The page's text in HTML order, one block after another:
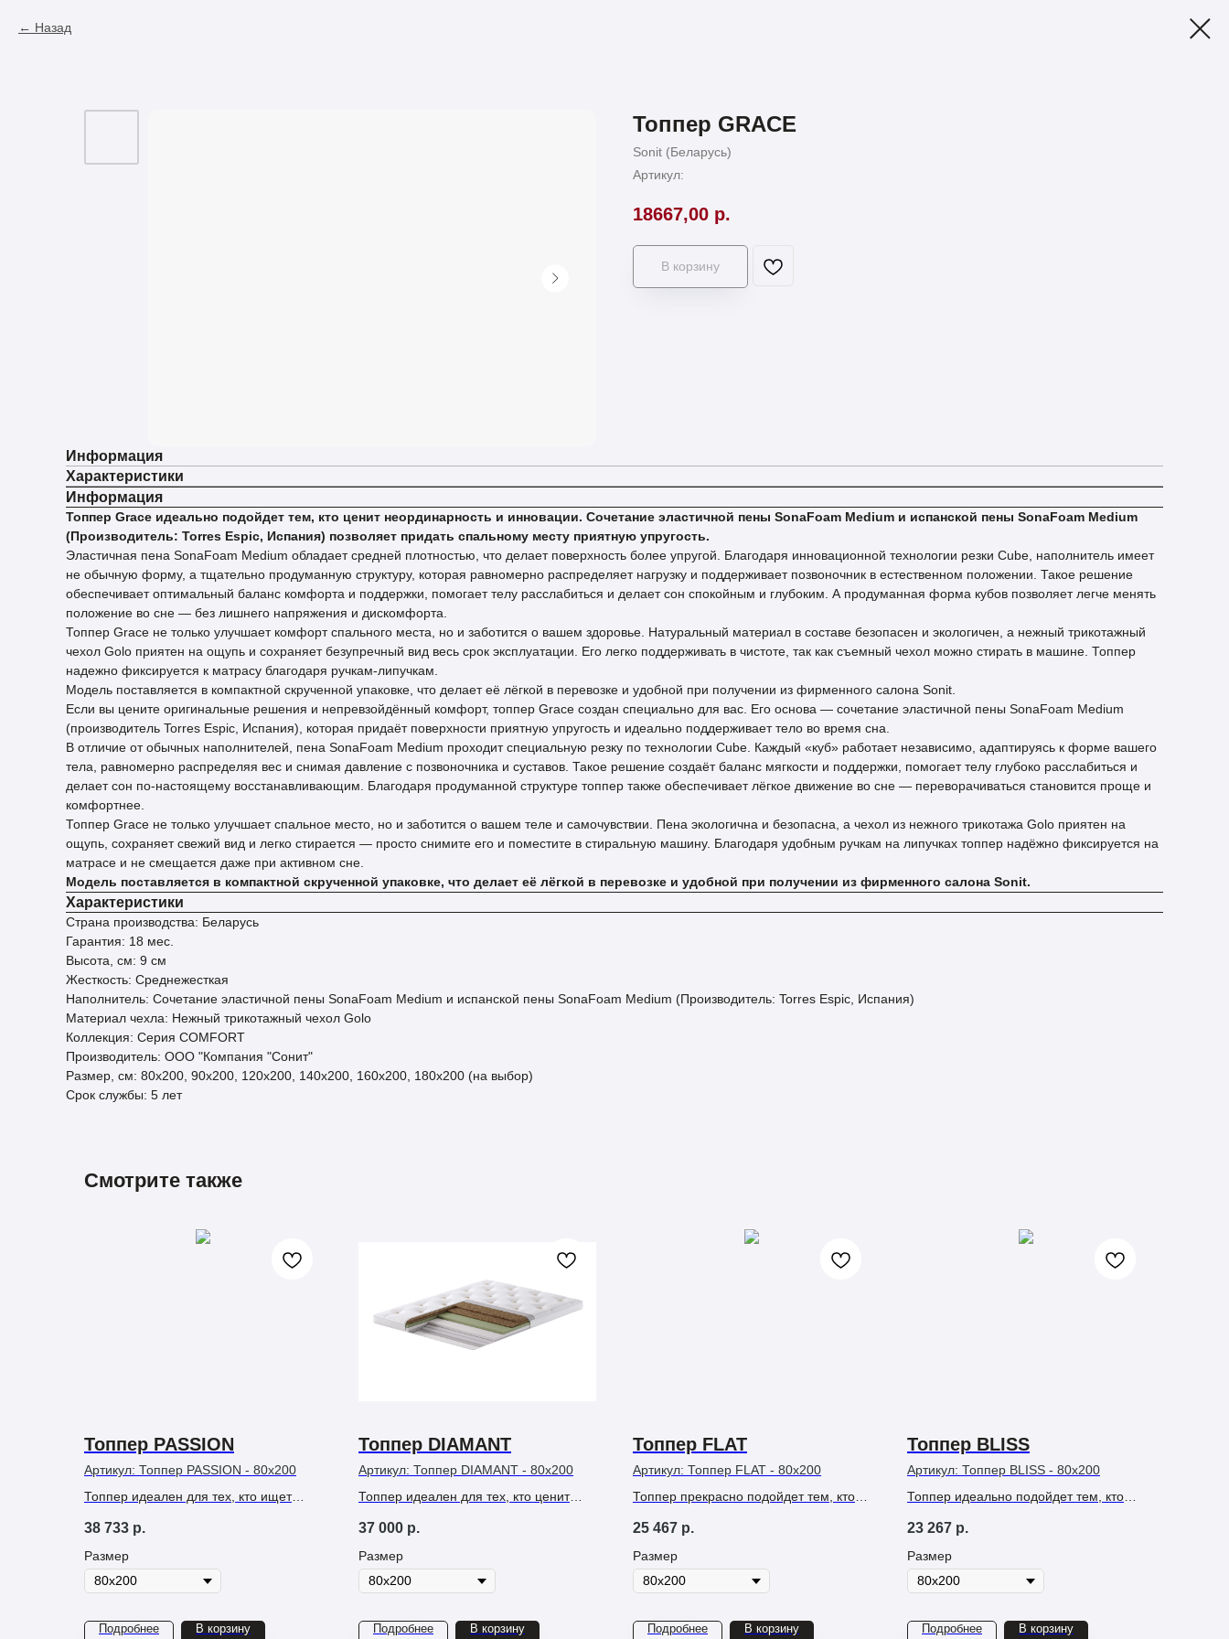
Назад
Топпер GRACE
Sonit (Беларусь)
Артикул:
18667,00 р.
В корзину
Информация
Характеристики
Информация
Топпер Grace идеально подойдет тем, кто ценит неординарность и инновации. Сочетание эластичной пены SonaFoam Medium и испанской пены SonaFoam Medium
(Производитель: Torres Espic, Испания) позволяет придать спальному месту приятную упругость.
Эластичная пена SonaFoam Medium обладает средней плотностью, что делает поверхность более упругой. Благодаря инновационной технологии резки Cube, наполнитель имеет
не обычную форму, а тщательно продуманную структуру, которая равномерно распределяет нагрузку и поддерживает позвоночник в естественном положении. Такое решение
обеспечивает оптимальный баланс комфорта и поддержки, помогает телу расслабиться и делает сон спокойным и глубоким. А продуманная форма кубов позволяет легче менять
положение во сне — без лишнего напряжения и дискомфорта.
Топпер Grace не только улучшает комфорт спального места, но и заботится о вашем здоровье. Натуральный материал в составе безопасен и экологичен, а нежный трикотажный
чехол Golo приятен на ощупь и сохраняет безупречный вид весь срок эксплуатации. Его легко поддерживать в чистоте, так как съемный чехол можно стирать в машине. Топпер
надежно фиксируется к матрасу благодаря ручкам-липучкам.
Модель поставляется в компактной скрученной упаковке, что делает её лёгкой в перевозке и удобной при получении из фирменного салона Sonit.
Если вы цените оригинальные решения и непревзойдённый комфорт, топпер Grace создан специально для вас. Его основа — сочетание эластичной пены SonaFoam Medium
(производитель Torres Espic, Испания), которая придаёт поверхности приятную упругость и идеально поддерживает тело во время сна.
В отличие от обычных наполнителей, пена SonaFoam Medium проходит специальную резку по технологии Cube. Каждый «куб» работает независимо, адаптируясь к форме вашего
тела, равномерно распределяя вес и снимая давление с позвоночника и суставов. Такое решение создаёт баланс мягкости и поддержки, помогает телу глубоко расслабиться и
делает сон по-настоящему восстанавливающим. Благодаря продуманной структуре топпер также обеспечивает лёгкое движение во сне — переворачиваться становится проще и
комфортнее.
Топпер Grace не только улучшает спальное место, но и заботится о вашем теле и самочувствии. Пена экологична и безопасна, а чехол из нежного трикотажа Golo приятен на
ощупь, сохраняет свежий вид и легко стирается — просто снимите его и поместите в стиральную машину. Благодаря удобным ручкам на липучках топпер надёжно фиксируется на
матрасе и не смещается даже при активном сне.
Модель поставляется в компактной скрученной упаковке, что делает её лёгкой в перевозке и удобной при получении из фирменного салона Sonit.
Характеристики
Страна производства: Беларусь
Гарантия: 18 мес.
Высота, см: 9 см
Жесткость: Среднежесткая
Наполнитель: Сочетание эластичной пены SonaFoam Medium и испанской пены SonaFoam Medium (Производитель: Torres Espic, Испания)
Материал чехла: Нежный трикотажный чехол Golo
Коллекция: Серия COMFORT
Производитель: ООО "Компания "Сонит"
Размер, см: 80х200, 90х200, 120х200, 140х200, 160х200, 180х200 (на выбор)
Срок службы: 5 лет
Смотрите также
Топпер PASSION
Артикул: Топпер PASSION - 80х200
Топпер идеален для тех, кто ищет
вентиляцию, предотвращающую
перегрев.
38 733 р.
Размер
Подробнее В корзину
Топпер DIAMANT
Артикул: Топпер DIAMANT - 80х200
Топпер идеален для тех, кто ценит
анатомическую точность поддержки.
37 000 р.
Размер
Подробнее В корзину
Топпер FLAT
Артикул: Топпер FLAT - 80х200
Топпер прекрасно подойдет тем, кто
мягким.
25 467 р.
Размер
Подробнее В корзину
Топпер BLISS
Артикул: Топпер BLISS - 80х200
Топпер идеально подойдет тем, кто
поддержку мышц тела и точную
фиксация позвоночника в
физиологически положении.
23 267 р.
Размер
Подробнее В корзину